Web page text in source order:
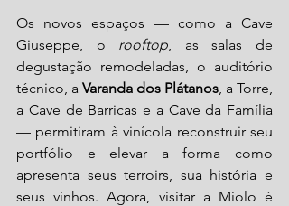
Os novos espaços — como a Cave
Giuseppe, o rooftop , as salas de
degustação remodeladas, o auditório
técnico, a Varanda dos Plátanos , a Torre,
a Cave de Barricas e a Cave da Família
— permitiram à vinícola reconstruir seu
portfólio e elevar a forma como
apresenta seus terroirs, sua história e
seus vinhos. Agora, visitar a Miolo é